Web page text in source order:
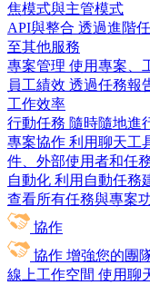
焦模式與主管模式
API與整合 透過進階
至其他服務
專案管理 使用專案、
員工績效 透過任務報
工作效率
行動任務 隨時隨地進
專案協作 利用聊天工
件、外部使用者和任
自動化 利用自動任務
查看所有任務與專案
協作
協作 增強您的團
線上工作空間 使用聊